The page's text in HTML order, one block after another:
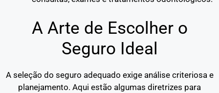
A Arte de Escolher o
Seguro Ideal
A seleção do seguro adequado exige análise criteriosa e
planejamento. Aqui estão algumas diretrizes para